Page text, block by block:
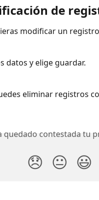
de
modificar un
datos y elige guardar.
eliminar registros
quedado contestada tu
😞 😐 😃